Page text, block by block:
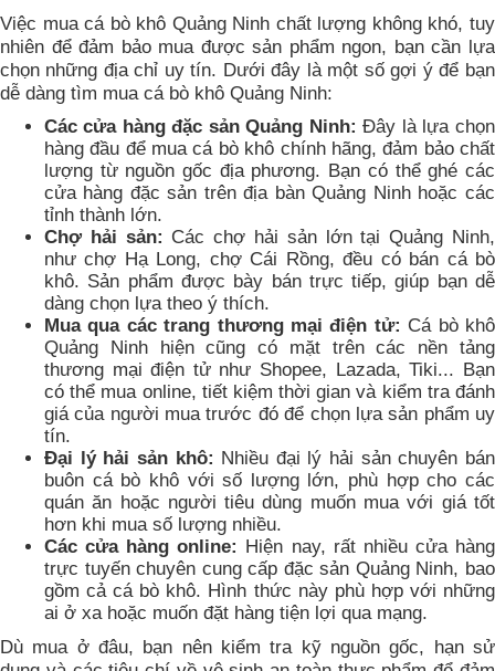
Việc mua cá bò khô Quảng Ninh chất lượng không khó, tuy
nhiên để đảm bảo mua được sản phẩm ngon, bạn cần lựa
chọn những địa chỉ uy tín. Dưới đây là một số gợi ý để bạn
dễ dàng tìm mua cá bò khô Quảng Ninh:
Các cửa hàng đặc sản Quảng Ninh: Đây là lựa chọn
hàng đầu để mua cá bò khô chính hãng, đảm bảo chất
lượng từ nguồn gốc địa phương. Bạn có thể ghé các
cửa hàng đặc sản trên địa bàn Quảng Ninh hoặc các
tỉnh thành lớn.
Chợ hải sản: Các chợ hải sản lớn tại Quảng Ninh,
như chợ Hạ Long, chợ Cái Rồng, đều có bán cá bò
khô. Sản phẩm được bày bán trực tiếp, giúp bạn dễ
dàng chọn lựa theo ý thích.
Mua qua các trang thương mại điện tử: Cá bò khô
Quảng Ninh hiện cũng có mặt trên các nền tảng
thương mại điện tử như Shopee, Lazada, Tiki... Bạn
có thể mua online, tiết kiệm thời gian và kiểm tra đánh
giá của người mua trước đó để chọn lựa sản phẩm uy
tín.
Đại lý hải sản khô: Nhiều đại lý hải sản chuyên bán
buôn cá bò khô với số lượng lớn, phù hợp cho các
quán ăn hoặc người tiêu dùng muốn mua với giá tốt
hơn khi mua số lượng nhiều.
Các cửa hàng online: Hiện nay, rất nhiều cửa hàng
trực tuyến chuyên cung cấp đặc sản Quảng Ninh, bao
gồm cả cá bò khô. Hình thức này phù hợp với những
ai ở xa hoặc muốn đặt hàng tiện lợi qua mạng.
Dù mua ở đâu, bạn nên kiểm tra kỹ nguồn gốc, hạn sử